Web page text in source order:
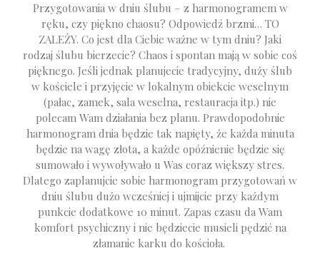
Przygotowania w dniu ślubu – z harmonogramem w
ręku, czy piękno chaosu? Odpowiedź brzmi… TO
ZALEŻY. Co jest dla Ciebie ważne w tym dniu? Jaki
rodzaj ślubu bierzecie? Chaos i spontan mają w sobie coś
pięknego. Jeśli jednak planujecie tradycyjny, duży ślub
w kościele i przyjęcie w lokalnym obiekcie weselnym
(pałac, zamek, sala weselna, restauracja itp.) nie
polecam Wam działania bez planu. Prawdopodobnie
harmonogram dnia będzie tak napięty, że każda minuta
będzie na wagę złota, a każde opóźnienie będzie się
sumowało i wywoływało u Was coraz większy stres.
Dlatego zaplanujcie sobie harmonogram przygotowań w
dniu ślubu dużo wcześniej i ujmijcie przy każdym
punkcie dodatkowe 10 minut. Zapas czasu da Wam
komfort psychiczny i nie będziecie musieli pędzić na
złamanie karku do kościoła.